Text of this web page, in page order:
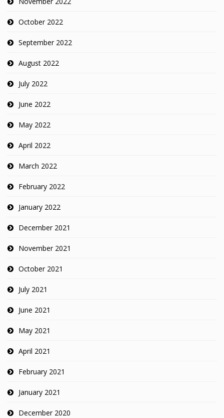
October 2022
September 2022
August 2022
July 2022
June 2022
May 2022
April 2022
March 2022
February 2022
January 2022
December 2021
November 2021
October 2021
July 2021
June 2021
May 2021
April 2021
February 2021
January 2021
December 2020